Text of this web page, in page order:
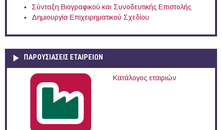
Σύνταξη Βιογραφικού και Συνοδευτικής Επιστολής
Δημιουργία Επιχειρηματικού Σχεδίου
ΠΑΡΟΥΣΙΆΣΕΙΣ ΕΤΑΙΡΕΙΏΝ
Κατάλογος εταιριών